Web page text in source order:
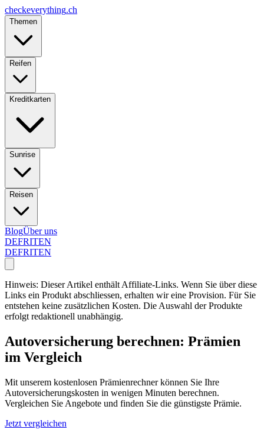
checkeverything.ch
Themen
Reifen
Kreditkarten
Sunrise
Reisen
BlogÜber uns
DEFRITEN
DEFRITEN
Hinweis: Dieser Artikel enthält Affiliate-Links. Wenn Sie über diese
Links ein Produkt abschliessen, erhalten wir eine Provision. Für Sie
entstehen keine zusätzlichen Kosten. Die Auswahl der Produkte
erfolgt redaktionell unabhängig.
Autoversicherung berechnen: Prämien
im Vergleich
Mit unserem kostenlosen Prämienrechner können Sie Ihre
Autoversicherungskosten in wenigen Minuten berechnen.
Vergleichen Sie Angebote und finden Sie die günstigste Prämie.
Jetzt vergleichen